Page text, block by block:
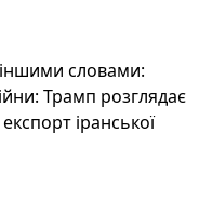
словами:
Трамп розглядає
іранської